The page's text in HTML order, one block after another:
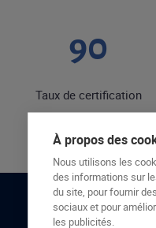
90
Taux de certification
À propos des
Nous utilisons les
des informations sur
du site, pour fournir
sociaux et pour
les publicités.